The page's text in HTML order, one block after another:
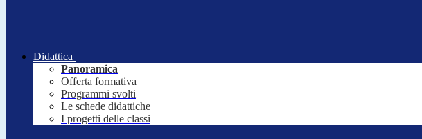
Didattica
Panoramica
Offerta formativa
Programmi svolti
Le schede didattiche
I progetti delle classi